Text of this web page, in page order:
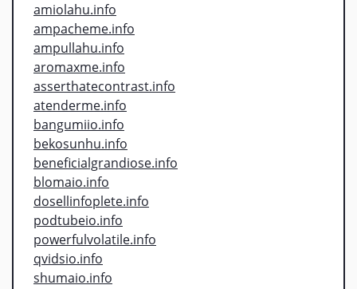
amiolahu.info
ampacheme.info
ampullahu.info
aromaxme.info
asserthatecontrast.info
atenderme.info
bangumiio.info
bekosunhu.info
beneficialgrandiose.info
blomaio.info
dosellinfoplete.info
podtubeio.info
powerfulvolatile.info
qvidsio.info
shumaio.info